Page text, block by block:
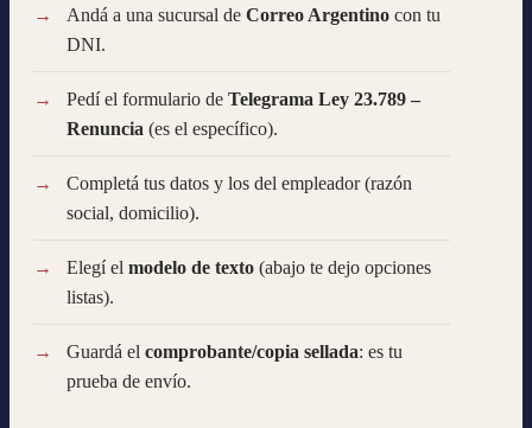
Andá a una sucursal de Correo Argentino con tu
DNI.
Pedí el formulario de Telegrama Ley 23.789 –
Renuncia (es el específico).
Completá tus datos y los del empleador (razón
social, domicilio).
Elegí el modelo de texto (abajo te dejo opciones
listas).
Guardá el comprobante/copia sellada: es tu
prueba de envío.